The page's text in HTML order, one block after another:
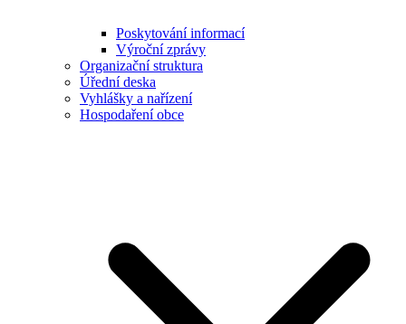
Poskytování informací
Výroční zprávy
Organizační struktura
Úřední deska
Vyhlášky a nařízení
Hospodaření obce